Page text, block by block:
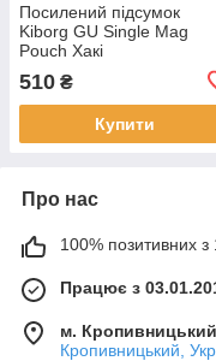
Посилений підсумок
Kiborg GU Single Mag
Pouch Хакі
510 ₴
Купити
Про нас
100% позитивних з
Працює з
м. Кропивницький
Кропивницький,